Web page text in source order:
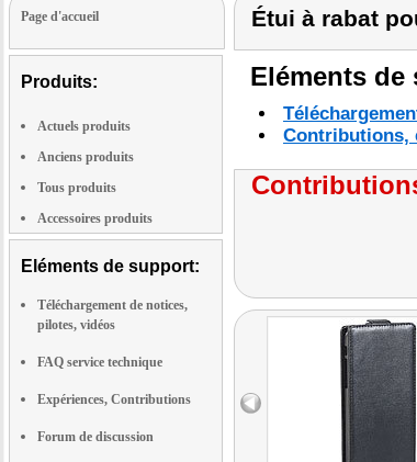
Page d'accueil
Produits:
Actuels produits
Anciens produits
Tous produits
Accessoires produits
Eléments de support:
Téléchargement de notices,
pilotes, vidéos
FAQ service technique
Expériences, Contributions
Forum de discussion
Étui à rabat
Eléments
Contributions,